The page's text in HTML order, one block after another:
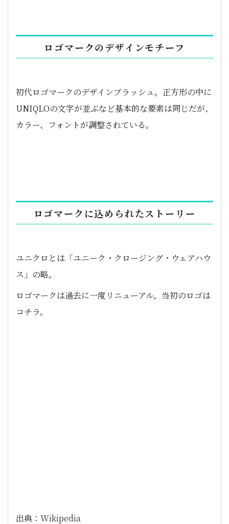
ロゴマークのデザインモチーフ
初代ロゴマークのデザインブラッシュ。正方形の中に
UNIQLOの文字が並ぶなど基本的な要素は同じだが、
カラー、フォントが調整されている。
ロゴマークに込められたストーリー
ユニクロとは「ユニーク・クロージング・ウェアハウ
ス」の略。
ロゴマークは過去に一度リニューアル。当初のロゴは
コチラ。
出典： Wikipedia